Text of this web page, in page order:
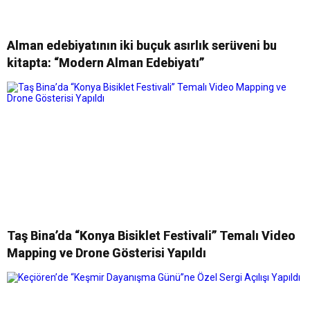
Alman edebiyatının iki buçuk asırlık serüveni bu
kitapta: “Modern Alman Edebiyatı”
Taş Bina’da “Konya Bisiklet Festivali” Temalı Video
Mapping ve Drone Gösterisi Yapıldı